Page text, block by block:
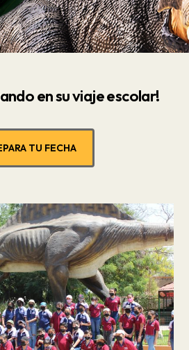
en su viaje escolar!
TU FECHA